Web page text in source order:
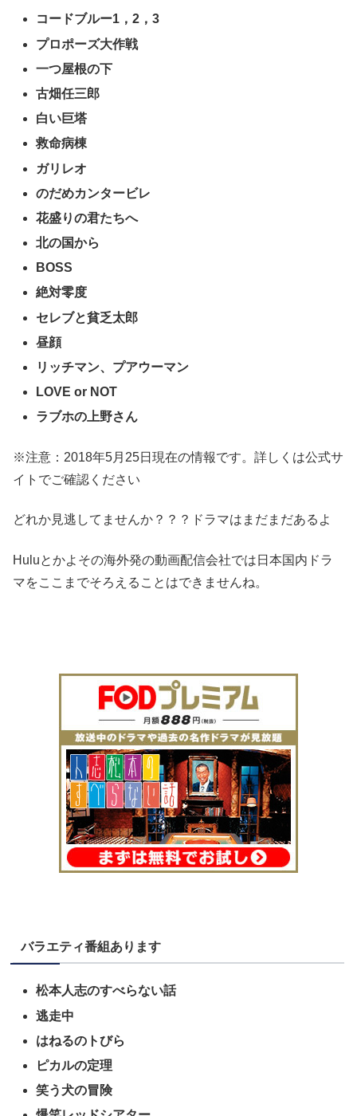
コードブルー1，2，3
プロポーズ大作戦
一つ屋根の下
古畑任三郎
白い巨塔
救命病棟
ガリレオ
のだめカンタービレ
花盛りの君たちへ
北の国から
BOSS
絶対零度
セレブと貧乏太郎
昼顔
リッチマン、プアウーマン
LOVE or NOT
ラブホの上野さん
※注意：2018年5月25日現在の情報です。詳しくは公式サ
イトでご確認ください
どれか見逃してませんか？？？ドラマはまだまだあるよ
Huluとかよその海外発の動画配信会社では日本国内ドラ
マをここまでそろえることはできませんね。
バラエティ番組あります
松本人志のすべらない話
逃走中
はねるのトびら
ピカルの定理
笑う犬の冒険